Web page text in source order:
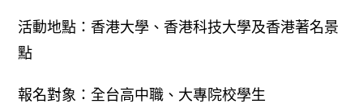
活動地點：香港大學、香港科技大學及香港著名景
點
報名對象：全台高中職、大專院校學生